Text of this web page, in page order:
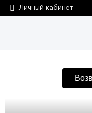
Личный кабинет